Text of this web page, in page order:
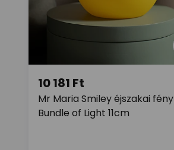
Mr Maria Smiley éjszakai fény
Bundle of Light 11cm
10 181 Ft